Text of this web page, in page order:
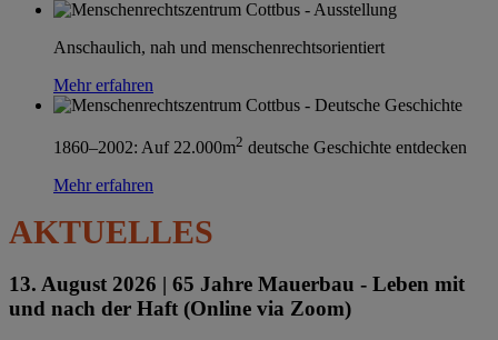
Anschaulich, nah und menschenrechtsorientiert
Mehr erfahren
1860–2002: Auf 22.000m2 deutsche Geschichte entdecken
Mehr erfahren
AKTUELLES
13. August 2026 | 65 Jahre Mauerbau - Leben mit
und nach der Haft (Online via Zoom)